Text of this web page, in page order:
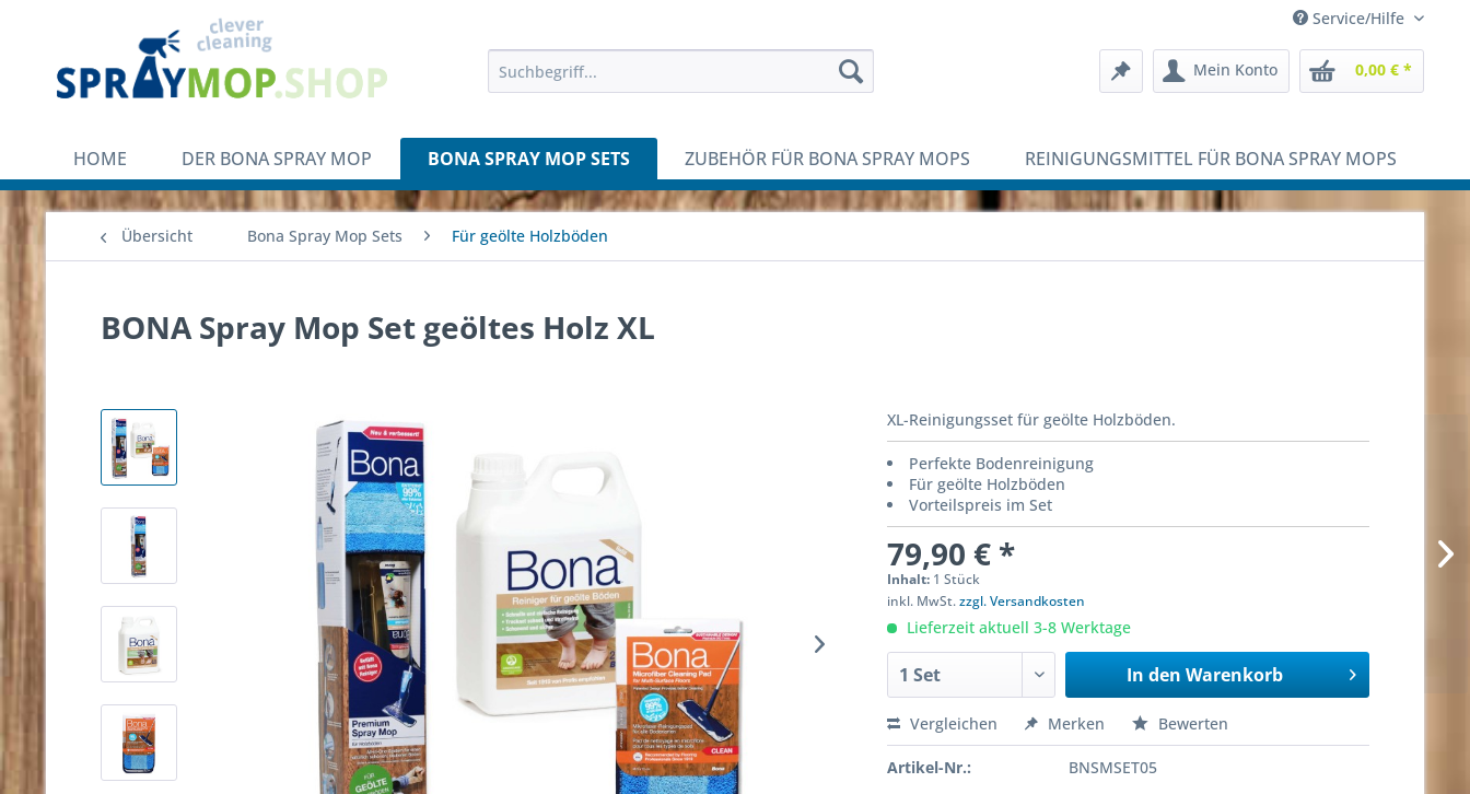
Service/Hilfe
Mein Konto 0,00 € *
HOME DER BONA SPRAY MOP BONA SPRAY MOP SETS ZUBEHÖR FÜR BONA SPRAY MOPS REINIGUNGSMITTEL FÜR BONA SPRAY MOPS
Übersicht Bona Spray Mop Sets Für geölte Holzböden
BONA Spray Mop Set geöltes Holz XL
XL-Reinigungsset für geölte Holzböden.
Perfekte Bodenreinigung
Für geölte Holzböden
Vorteilspreis im Set
79,90 € *
Inhalt: 1 Stück
inkl. MwSt.zzgl. Versandkosten
Lieferzeit aktuell 3-8 Werktage
In den Warenkorb
Vergleichen Merken Bewerten
Artikel-Nr.: BNSMSET05